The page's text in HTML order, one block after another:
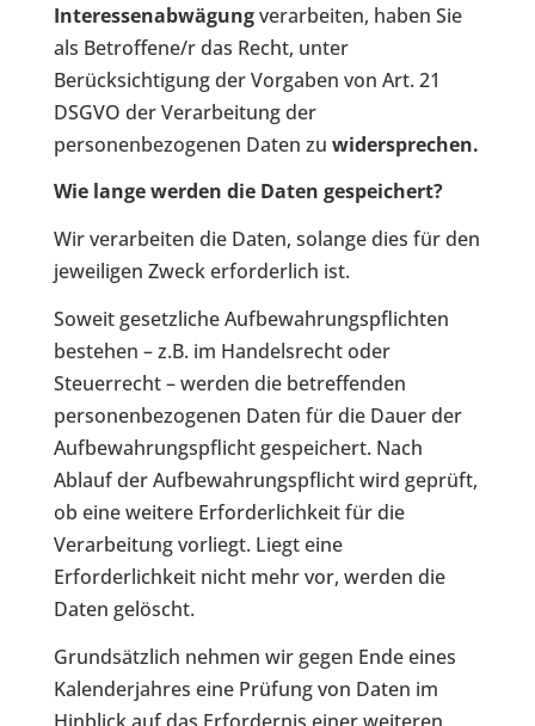
Interessenabwägungverarbeiten, haben Sie
als Betroffene/r das Recht, unter
Berücksichtigung der Vorgaben von Art. 21
DSGVO der Verarbeitung der
personenbezogenen Daten zu widersprechen.
Wie lange werden die Daten gespeichert?
Wir verarbeiten die Daten, solange dies für den
jeweiligen Zweck erforderlich ist.
Soweit gesetzliche Aufbewahrungspflichten
bestehen – z.B. im Handelsrecht oder
Steuerrecht – werden die betreffenden
personenbezogenen Daten für die Dauer der
Aufbewahrungspflicht gespeichert. Nach
Ablauf der Aufbewahrungspflicht wird geprüft,
ob eine weitere Erforderlichkeit für die
Verarbeitung vorliegt. Liegt eine
Erforderlichkeit nicht mehr vor, werden die
Daten gelöscht.
Grundsätzlich nehmen wir gegen Ende eines
Kalenderjahres eine Prüfung von Daten im